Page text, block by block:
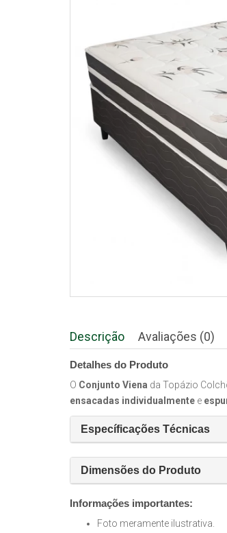
Descrição Avaliações (0)
Detalhes do Produto
O Conjunto Viena da Topázio
ensacadas individualmente e
Específicações Técnicas
Dimensões do Produto
Informações importantes:
Foto meramente ilustrativa.